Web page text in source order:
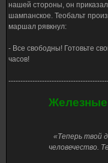
нашей стороны, он
шампанское. Теобальт
маршал рявкнул:
- Все свободны! Готовьте
часов!
«Теперь твой
человечество.